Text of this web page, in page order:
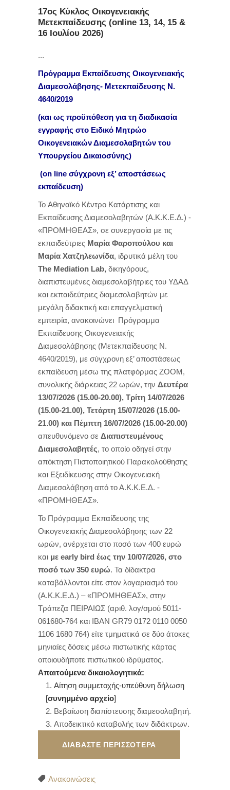
17ος Κύκλος Οικογενειακής
Μετεκπαίδευσης (online 13, 14, 15 &
16 Ιουλίου 2026)
Πρόγραμμα Εκπαίδευσης Οικογενειακής
Διαμεσολάβησης- Μετεκπαίδευσης Ν.
4640/2019
(και ως προϋπόθεση για τη διαδικασία
εγγραφής στο Ειδικό Μητρώο
Οικογενειακών Διαμεσολαβητών του
Υπουργείου Δικαιοσύνης)
(on line σύγχρονη εξ’ αποστάσεως
εκπαίδευση)
To Αθηναϊκό Κέντρο Κατάρτισης και
Εκπαίδευσης Διαμεσολαβητών (Α.Κ.Κ.Ε.Δ.) -
«ΠΡΟΜΗΘΕΑΣ», σε συνεργασία με τις
εκπαιδεύτριες Μαρία Φαροπούλου και
Μαρία Χατζηλεωνίδα, ιδρυτικά μέλη του
The Mediation Lab, δικηγόρους,
διαπιστευμένες διαμεσολαβήτριες του ΥΔΑΔ
και εκπαιδεύτριες διαμεσολαβητών με
μεγάλη διδακτική και επαγγελματική
εμπειρία, ανακοινώνει Πρόγραμμα
Εκπαίδευσης Οικογενειακής
Διαμεσολάβησης (Μετεκπαίδευσης N.
4640/2019), με σύγχρονη εξ’ αποστάσεως
εκπαίδευση μέσω της πλατφόρμας ZOOM,
συνολικής διάρκειας 22 ωρών, την Δευτέρα
13/07/2026 (15.00-20.00), Τρίτη 14/07/2026
(15.00-21.00), Τετάρτη 15/07/2026 (15.00-
21.00) και Πέμπτη 16/07/2026 (15.00-20.00)
απευθυνόμενο σε Διαπιστευμένους
Διαμεσολαβητές, το οποίο οδηγεί στην
απόκτηση Πιστοποιητικού Παρακολούθησης
και Εξειδίκευσης στην Οικογενειακή
Διαμεσολάβηση από το Α.Κ.Κ.Ε.Δ. -
«ΠΡΟΜΗΘΕΑΣ».
Το Πρόγραμμα Εκπαίδευσης της
Οικογενειακής Διαμεσολάβησης των 22
ωρών, ανέρχεται στο ποσό των 400 ευρώ
και με early bird έως την 10/07/2026, στο
ποσό των 350 ευρώ. Τα δίδακτρα
καταβάλλονται είτε στον λογαριασμό του
(Α.Κ.Κ.Ε.Δ.) – «ΠΡΟΜΗΘΕΑΣ», στην
Τράπεζα ΠΕΙΡΑΙΩΣ (αριθ. λογ/σμού 5011-
061680-764 και ΙΒΑΝ GR79 0172 0110 0050
1106 1680 764) είτε τμηματικά σε δύο άτοκες
μηνιαίες δόσεις μέσω πιστωτικής κάρτας
οποιουδήποτε πιστωτικού ιδρύματος.
Απαιτούμενα δικαιολογητικά:
Αίτηση συμμετοχής-υπεύθυνη δήλωση
[συνημμένο αρχείο]
Βεβαίωση διαπίστευσης διαμεσολαβητή.
Αποδεικτικό καταβολής των διδάκτρων.
ΔΙΑΒΑΣΤΕ ΠΕΡΙΣΣΟΤΕΡΑ
Ανακοινώσεις